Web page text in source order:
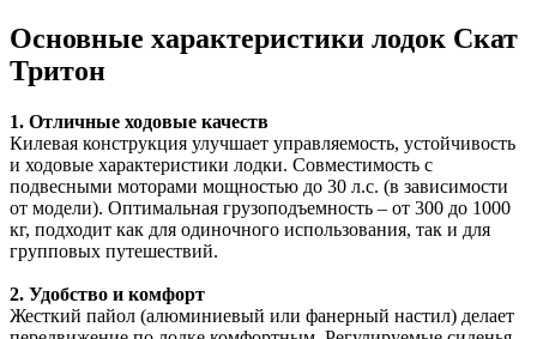
Основные характеристики лодок Скат
Тритон
1. Отличные ходовые качеств
Килевая конструкция улучшает управляемость, устойчивость
и ходовые характеристики лодки. Совместимость с
подвесными моторами мощностью до 30 л.с. (в зависимости
от модели). Оптимальная грузоподъемность – от 300 до 1000
кг, подходит как для одиночного использования, так и для
групповых путешествий.
2. Удобство и комфорт
Жесткий пайол (алюминиевый или фанерный настил) делает